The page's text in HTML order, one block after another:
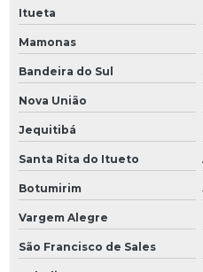
Itueta
Mamonas
Bandeira do Sul
Nova União
Jequitibá
Santa Rita do Itueto
Botumirim
Vargem Alegre
São Francisco de Sales